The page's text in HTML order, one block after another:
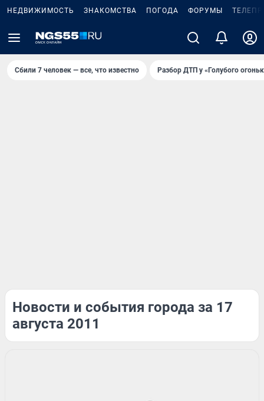
НЕДВИЖИМОСТЬ ЗНАКОМСТВА ПОГОДА ФОРУМЫ
Сбили 7 человек — все, что известно Разбор ДТП у «Голубого
Новости и события города за 17
августа 2011